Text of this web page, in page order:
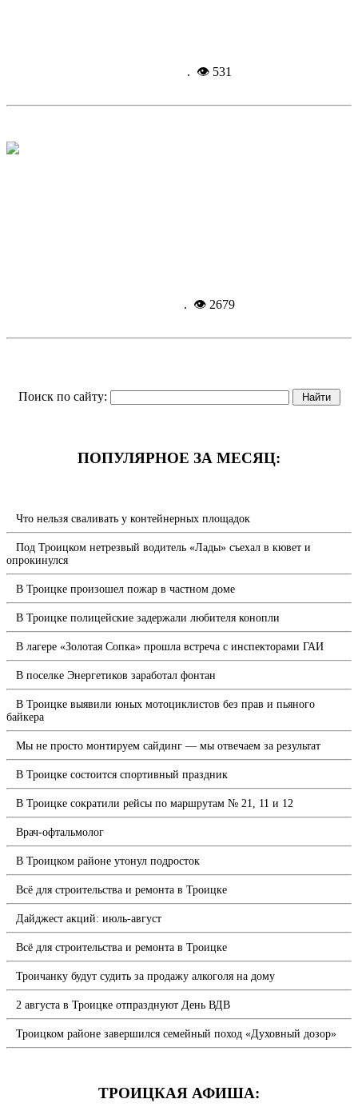
. 👁 531
. 👁 2679
Поиск по сайту:
ПОПУЛЯРНОЕ ЗА МЕСЯЦ:
Что нельзя сваливать у контейнерных площадок
Под Троицком нетрезвый водитель «Лады» съехал в кювет и
опрокинулся
В Троицке произошел пожар в частном доме
В Троицке полицейские задержали любителя конопли
В лагере «Золотая Сопка» прошла встреча с инспекторами ГАИ
В поселке Энергетиков заработал фонтан
В Троицке выявили юных мотоциклистов без прав и пьяного
байкера
Мы не просто монтируем сайдинг — мы отвечаем за результат
В Троицке состоится спортивный праздник
В Троицке сократили рейсы по маршрутам № 21, 11 и 12
Врач-офтальмолог
В Троицком районе утонул подросток
Всё для строительства и ремонта в Троицке
Дайджест акций: июль-август
Всё для строительства и ремонта в Троицке
Троичанку будут судить за продажу алкоголя на дому
2 августа в Троицке отпразднуют День ВДВ
Троицком районе завершился семейный поход «Духовный дозор»
ТРОИЦКАЯ АФИША: